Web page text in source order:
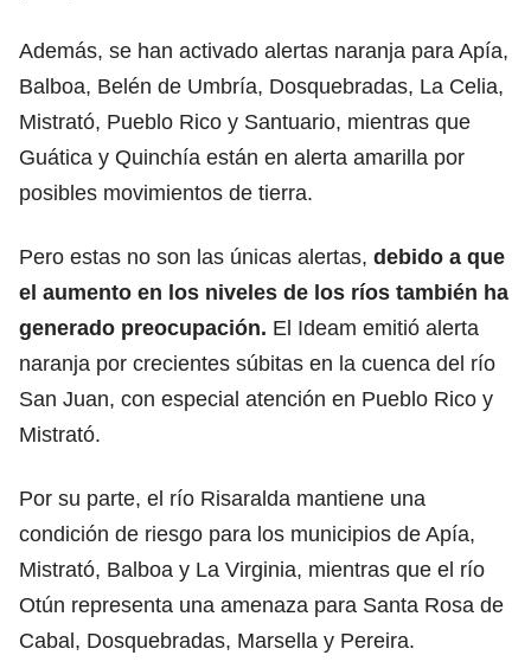
Además, se han activado alertas naranja para Apía,
Balboa, Belén de Umbría, Dosquebradas, La Celia,
Mistrató, Pueblo Rico y Santuario, mientras que
Guática y Quinchía están en alerta amarilla por
posibles movimientos de tierra.
Pero estas no son las únicas alertas, debido a que
el aumento en los niveles de los ríos también ha
generado preocupación. El Ideam emitió alerta
naranja por crecientes súbitas en la cuenca del río
San Juan, con especial atención en Pueblo Rico y
Mistrató.
Por su parte, el río Risaralda mantiene una
condición de riesgo para los municipios de Apía,
Mistrató, Balboa y La Virginia, mientras que el río
Otún representa una amenaza para Santa Rosa de
Cabal, Dosquebradas, Marsella y Pereira.